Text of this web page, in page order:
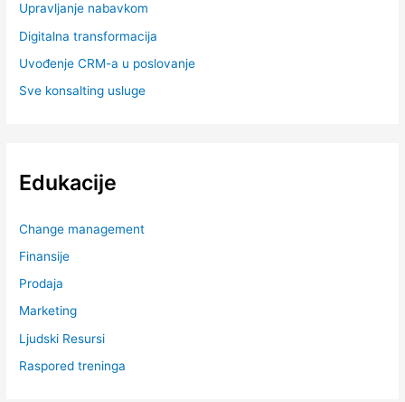
Upravljanje nabavkom
Digitalna transformacija
Uvođenje CRM-a u poslovanje
Sve konsalting usluge
Edukacije
Change management
Finansije
Prodaja
Marketing
Ljudski Resursi
Raspored treninga